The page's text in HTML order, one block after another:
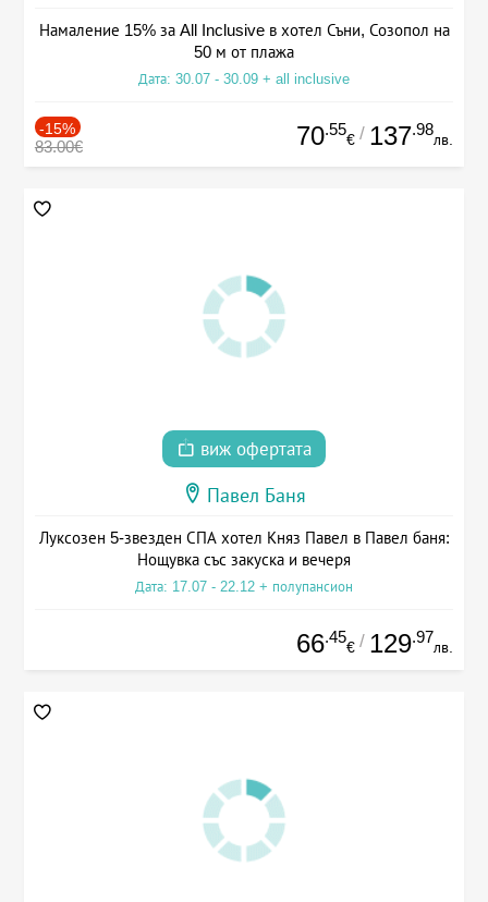
Намаление 15% за All Inclusive в хотел Съни, Созопол на
50 м от плажа
Дата: 30.07 - 30.09 + all inclusive
-15%
83.00€ 70.55
€ / 137.98
лв.
виж офертата
Павел Баня
Луксозен 5-звезден СПА хотел Княз Павел в Павел баня:
Нощувка със закуска и вечеря
Дата: 17.07 - 22.12 + полупансион
66.45
€ / 129.97
лв.